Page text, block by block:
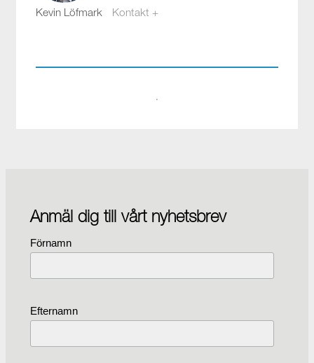
Kevin Löfmark Kontakt +
·
Anmäl dig till vårt nyhetsbrev
Förnamn
Efternamn